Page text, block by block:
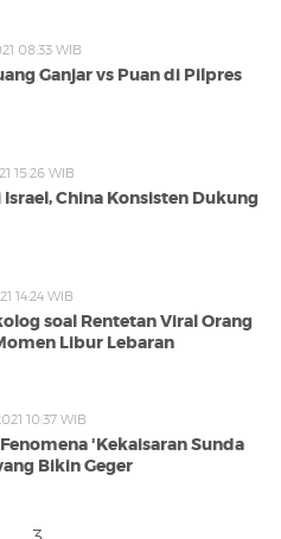
08:33 WIB
Ganjar vs Puan di Pilpres
15:26 WIB
China Konsisten Dukung
14:24 WIB
soal Rentetan Viral Orang
Libur Lebaran
10:37 WIB
'Kekaisaran Sunda
Bikin Geger